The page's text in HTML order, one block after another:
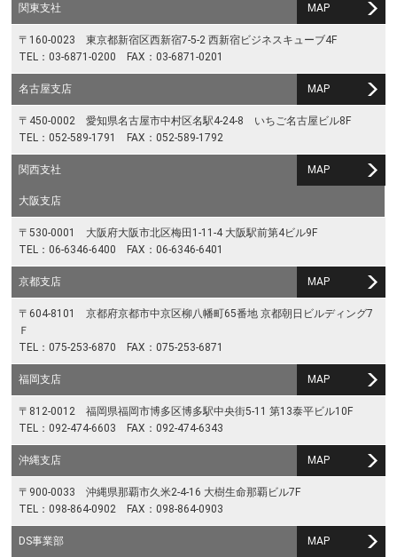
関東支社
〒160-0023 東京都新宿区西新宿7-5-2 西新宿ビジネスキューブ4F
TEL：03-6871-0200 FAX：03-6871-0201
MAP
名古屋支店
〒450-0002 愛知県名古屋市中村区名駅4-24-8 いちご名古屋ビル8F
TEL：052-589-1791 FAX：052-589-1792
MAP
関西支社
大阪支店
〒530-0001 大阪府大阪市北区梅田1-11-4 大阪駅前第4ビル9F
TEL：06-6346-6400 FAX：06-6346-6401
MAP
京都支店
〒604-8101 京都府京都市中京区柳八幡町65番地 京都朝日ビルディング7
Ｆ
TEL：075-253-6870 FAX：075-253-6871
MAP
福岡支店
〒812-0012 福岡県福岡市博多区博多駅中央街5-11 第13泰平ビル10F
TEL：092-474-6603 FAX：092-474-6343
MAP
沖縄支店
〒900-0033 沖縄県那覇市久米2-4-16 大樹生命那覇ビル7F
TEL：098-864-0902 FAX：098-864-0903
MAP
DS事業部 MAP